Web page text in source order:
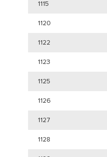
1115
1120
1122
1123
1125
1126
1127
1128